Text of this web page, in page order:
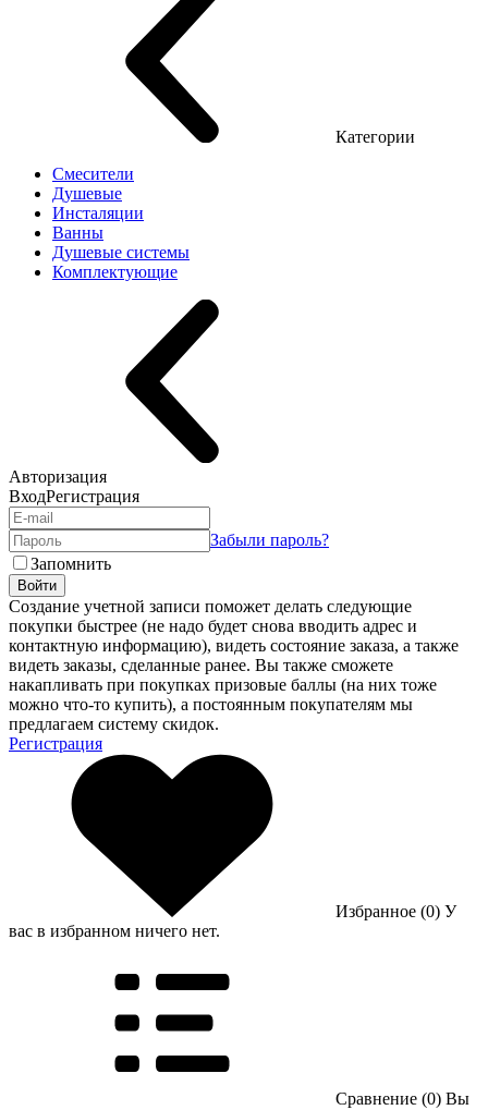
Категории
Смесители
Душевые
Инсталяции
Ванны
Душевые системы
Комплектующие
Авторизация
ВходРегистрация
Забыли пароль?
Запомнить
Войти
Создание учетной записи поможет делать следующие
покупки быстрее (не надо будет снова вводить адрес и
контактную информацию), видеть состояние заказа, а также
видеть заказы, сделанные ранее. Вы также сможете
накапливать при покупках призовые баллы (на них тоже
можно что-то купить), а постоянным покупателям мы
предлагаем систему скидок.
Регистрация
Избранное (0) У
вас в избранном ничего нет.
Сравнение (0) Вы